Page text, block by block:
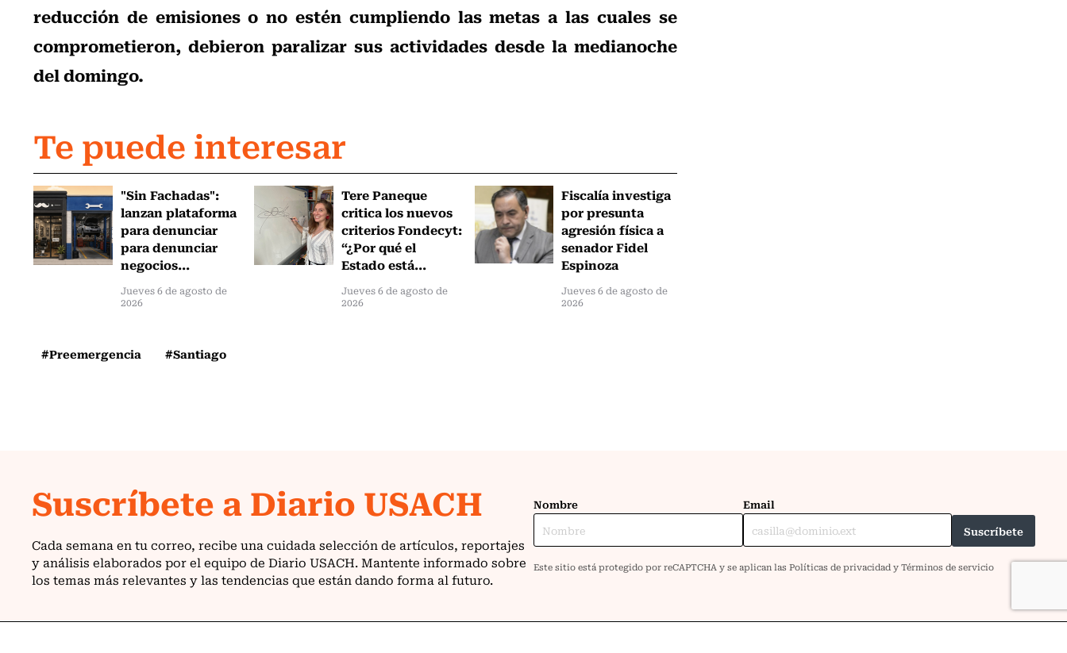
reducción de emisiones o no estén cumpliendo las metas a las cuales se
comprometieron, debieron paralizar sus actividades desde la medianoche
del domingo.
Te puede interesar
"Sin Fachadas":
lanzan plataforma
para denunciar
para denunciar
negocios...
Jueves 6 de agosto de
2026
Tere Paneque
critica los nuevos
criterios Fondecyt:
“¿Por qué el
Estado está...
Jueves 6 de agosto de
2026
Fiscalía investiga
por presunta
agresión física a
senador Fidel
Espinoza
Jueves 6 de agosto de
2026
#Preemergencia #Santiago